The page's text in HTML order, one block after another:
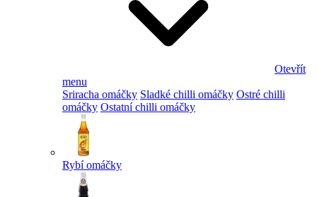
Otevřít
menu
Sriracha omáčky Sladké chilli omáčky Ostré chilli
omáčky Ostatní chilli omáčky
Rybí omáčky